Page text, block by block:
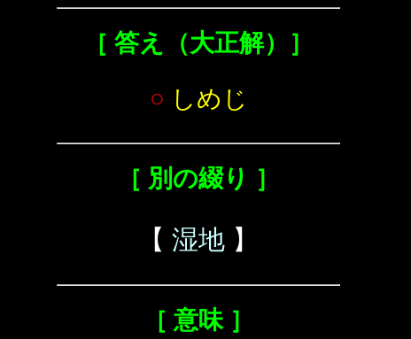
［ 答え（大正解）］
○ しめじ
［ 別の綴り ］
【 湿地 】
［ 意味 ］